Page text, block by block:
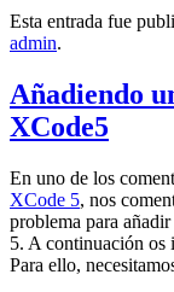
Esta entrada fue
admin.
Añadiendo
XCode5
En uno de los
XCode 5, nos
problema para
5. A continuación os
Para ello,